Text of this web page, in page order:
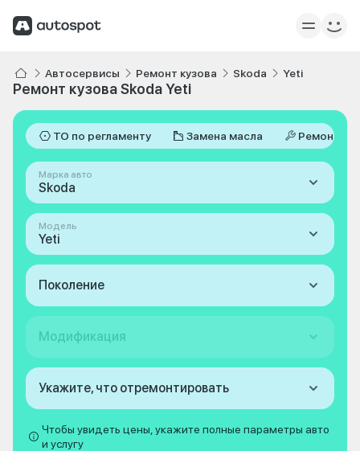
Автосервисы Ремонт кузова Skoda Yeti
Ремонт кузова Skoda Yeti
ТО по регламенту Замена масла Ремонт
Марка авто
Skoda
Модель
Yeti
Поколение
Модификация
Укажите, что отремонтировать
Чтобы увидеть цены, укажите полные параметры авто
и услугу